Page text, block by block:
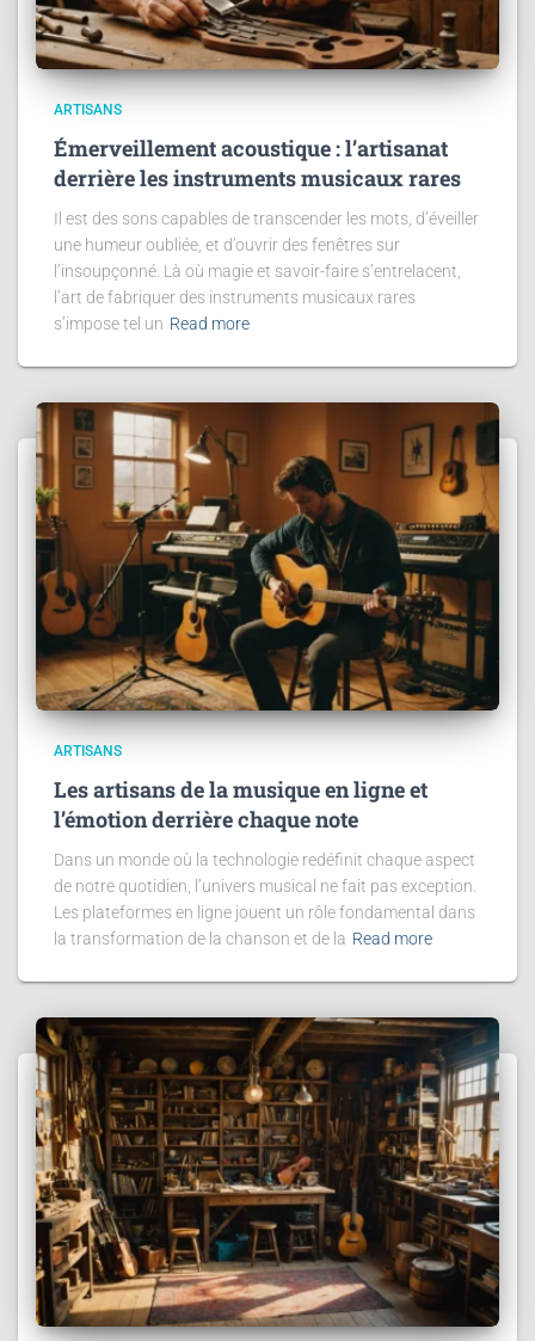
ARTISANS
Émerveillement acoustique : l’artisanat
derrière les instruments musicaux rares
Il est des sons capables de transcender les mots, d’éveiller
une humeur oubliée, et d’ouvrir des fenêtres sur
l’insoupçonné. Là où magie et savoir-faire s’entrelacent,
l’art de fabriquer des instruments musicaux rares
s’impose tel un Read more
ARTISANS
Les artisans de la musique en ligne et
l’émotion derrière chaque note
Dans un monde où la technologie redéfinit chaque aspect
de notre quotidien, l’univers musical ne fait pas exception.
Les plateformes en ligne jouent un rôle fondamental dans
la transformation de la chanson et de la Read more